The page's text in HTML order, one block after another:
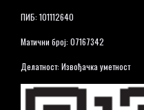
ПИБ: 101112640
Матични број: 07167342
Делатност: Извођачка уметност